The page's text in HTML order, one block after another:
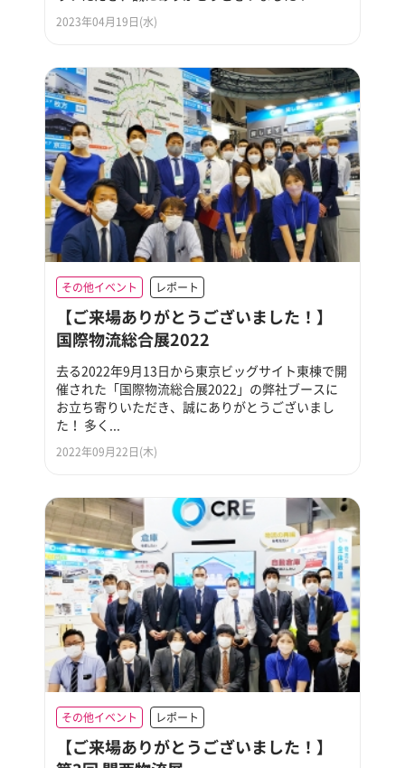
2023年04月19日(水)
その他イベント レポート
【ご来場ありがとうございました！】
国際物流総合展2022
去る2022年9月13日から東京ビッグサイト東棟で開
催された「国際物流総合展2022」の弊社ブースに
お立ち寄りいただき、誠にありがとうございまし
た！ 多く...
2022年09月22日(木)
その他イベント レポート
【ご来場ありがとうございました！】